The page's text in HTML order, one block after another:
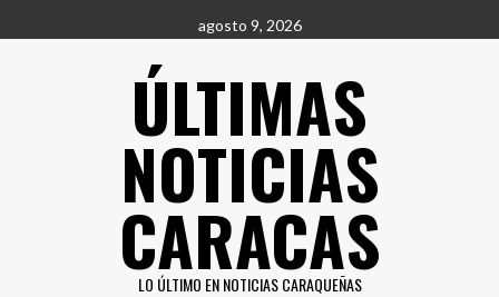
al
agosto 9, 2026
ÚLTIMAS
NOTICIAS
CARACAS
LO ÚLTIMO EN NOTICIAS CARAQUEÑAS